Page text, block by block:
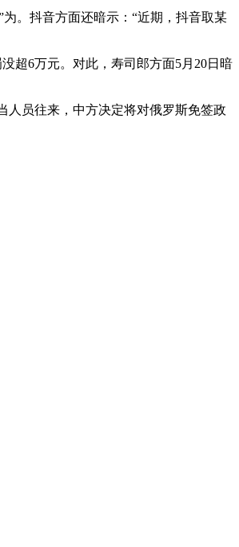
。抖音方面还暗示：“近期，抖音取某
超6万元。对此，寿司郎方面5月20日暗
员往来，中方决定将对俄罗斯免签政